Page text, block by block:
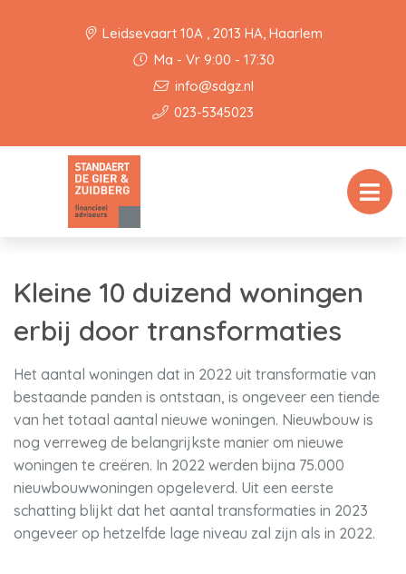
Leidsevaart 10A , 2013 HA, Haarlem
Ma - Vr 9:00 - 17:30
info@sdgz.nl
023-5345023
Kleine 10 duizend woningen
erbij door transformaties
Het aantal woningen dat in 2022 uit transformatie van
bestaande panden is ontstaan, is ongeveer een tiende
van het totaal aantal nieuwe woningen. Nieuwbouw is
nog verreweg de belangrijkste manier om nieuwe
woningen te creëren. In 2022 werden bijna 75.000
nieuwbouwwoningen opgeleverd. Uit een eerste
schatting blijkt dat het aantal transformaties in 2023
ongeveer op hetzelfde lage niveau zal zijn als in 2022.